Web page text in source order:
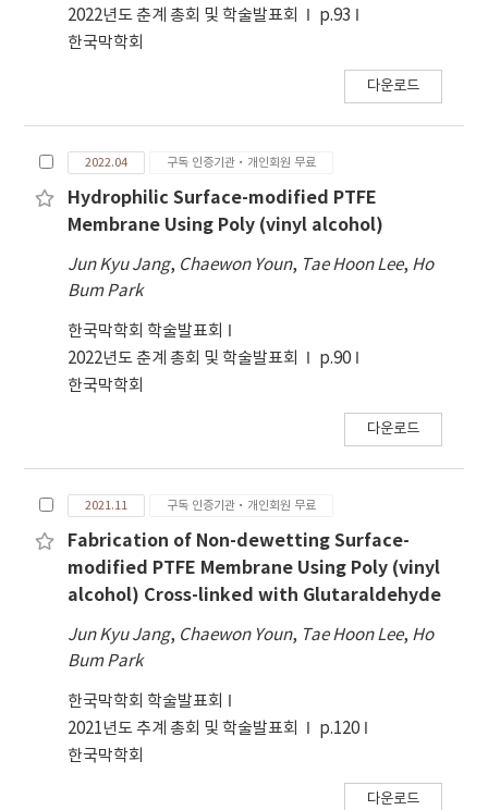
2022년도 춘계 총회 및 학술발표회
p.93
한국막학회
다운로드
2022.04 구독 인증기관·개인회원 무료
Hydrophilic Surface-modified PTFE
Membrane Using Poly (vinyl alcohol)
Jun Kyu Jang, Chaewon Youn, Tae Hoon Lee, Ho
Bum Park
한국막학회 학술발표회
2022년도 춘계 총회 및 학술발표회
p.90
한국막학회
다운로드
2021.11 구독 인증기관·개인회원 무료
Fabrication of Non-dewetting Surface-
modified PTFE Membrane Using Poly (vinyl
alcohol) Cross-linked with Glutaraldehyde
Jun Kyu Jang, Chaewon Youn, Tae Hoon Lee, Ho
Bum Park
한국막학회 학술발표회
2021년도 추계 총회 및 학술발표회
p.120
한국막학회
다운로드